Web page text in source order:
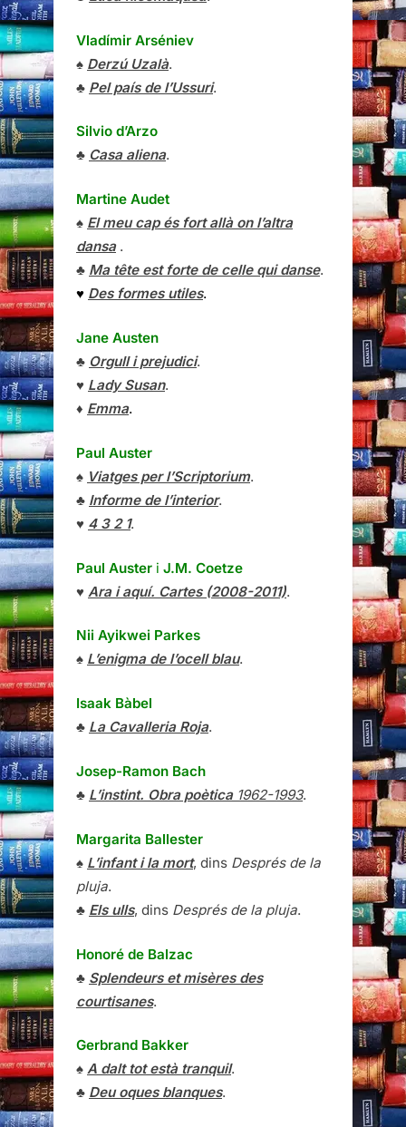
Vladímir Arséniev
♠ Derzú Uzalà.
♣ Pel país de l’Ussuri.
Silvio d’Arzo
♣ Casa aliena.
Martine Audet
♠ El meu cap és fort allà on l’altra
dansa.
♣ Ma tête est forte de celle qui danse.
♥ Des formes utiles.
Jane Austen
♣ Orgull i prejudici.
♥ Lady Susan.
♦ Emma.
Paul Auster
♠ Viatges per l’Scriptorium.
♣ Informe de l’interior.
♥ 4 3 2 1.
Paul Auster i J.M. Coetze
♥ Ara i aquí. Cartes (2008-2011).
Nii Ayikwei Parkes
♠ L’enigma de l’ocell blau.
Isaak Bàbel
♣ La Cavalleria Roja.
Josep-Ramon Bach
♣ L’instint. Obra poètica1962-1993.
Margarita Ballester
♠ L’infant i la mort, dins Després de la
pluja.
♣ Els ulls, dins Després de la pluja.
Honoré de Balzac
♣ Splendeurs et misères des
courtisanes.
Gerbrand Bakker
♠ A dalt tot està tranquil.
♣ Deu oques blanques.